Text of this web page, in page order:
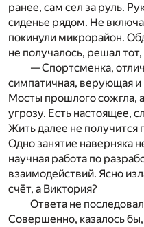
ранее, сам сел за руль.
сиденье рядом. Не
покинули микрорайон.
не получалось, решал тот,
— Спортсменка,
симпатичная, верующая и
Мосты прошлого сожгла,
угрозу. Есть настоящее,
Жить далее не получится
Одно занятие наверняка
научная работа по
взаимодействий. Ясно
счёт, а Виктория?
Ответа не
Совершенно, казалось